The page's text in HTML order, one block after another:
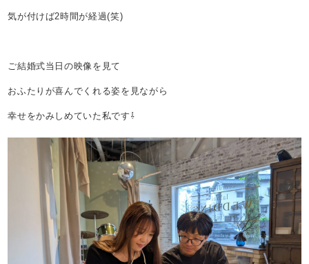
気が付けば2時間が経過(笑)
ご結婚式当日の映像を見て
おふたりが喜んでくれる姿を見ながら
幸せをかみしめていた私です⇩